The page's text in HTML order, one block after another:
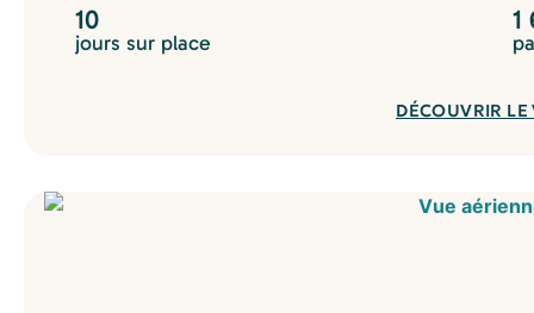
10
jours sur place
1
DÉCOUVRIR LE